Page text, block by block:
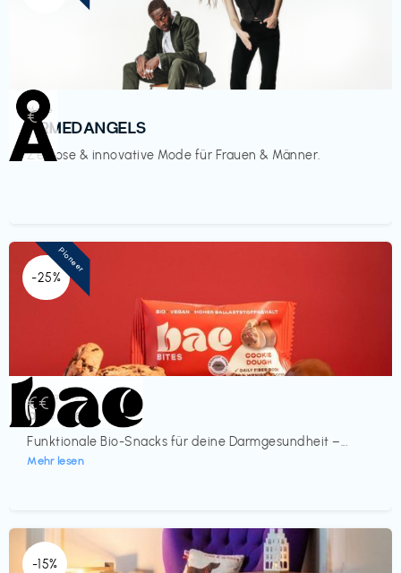
Mode
ARMEDANGELS
Zeitlose & innovative Mode für Frauen & Männer.
€‎
-25%
Lebensmittel
bae Treat
Funktionale Bio-Snacks für deine Darmgesundheit –...
Mehr lesen
€€‎
Pioneer
-15%